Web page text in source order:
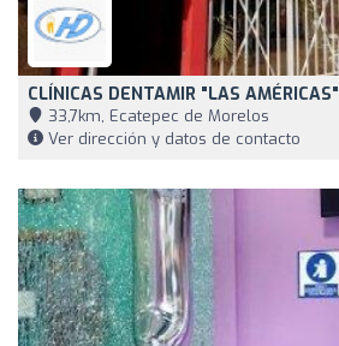
CLÍNICAS DENTAMIR "LAS AMÉRICAS"
33,7km, Ecatepec de Morelos
Ver dirección y datos de contacto